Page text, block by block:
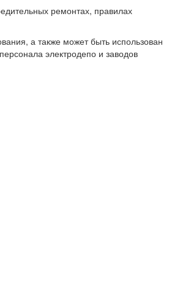
ремонтах, правилах
а также может быть использован
электродепо и заводов